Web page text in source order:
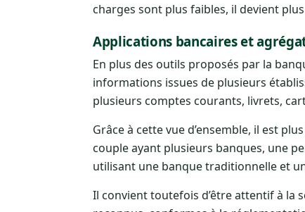
charges sont plus faibles, il devient
Applications bancaires et
En plus des outils proposés par la
informations issues de plusieurs
plusieurs comptes courants, livrets,
Grâce à cette vue d’ensemble, il est
couple ayant plusieurs banques, une
utilisant une banque traditionnelle et
Il convient toutefois d’être attentif à la